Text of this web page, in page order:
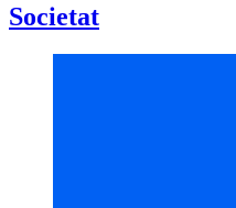
Societat